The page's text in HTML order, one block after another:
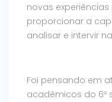
novas
proporcionar a
analisar e intervir
Foi pensando em
acadêmicos do 6º